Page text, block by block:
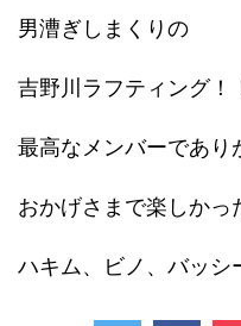
男漕ぎしまくりの
吉野川ラフティング！
最高なメンバーであ
おかげさまで楽しかっ
ハキム、ビノ、バッシ